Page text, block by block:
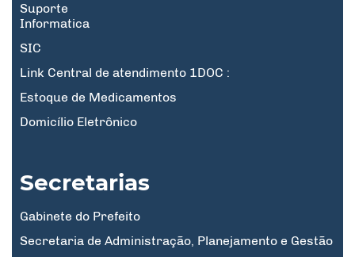
Suporte
Informatica
SIC
Link Central de atendimento 1DOC :
Estoque de Medicamentos
Domicílio Eletrônico
Secretarias
Gabinete do Prefeito
Secretaria de Administração, Planejamento e Gestão